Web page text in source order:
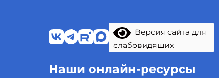
Версия сайта для
слабовидящих
Наши онлайн-ресурсы